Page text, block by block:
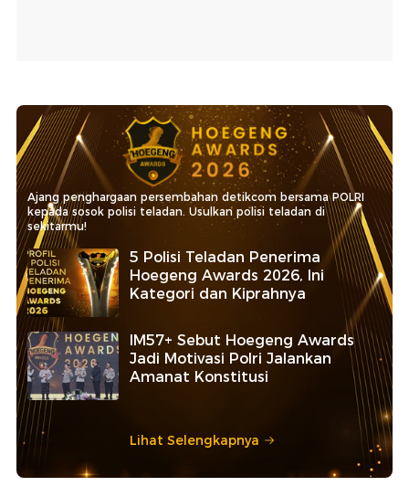
Ajang penghargaan persembahan detikcom bersama POLRI
kepada sosok polisi teladan. Usulkan polisi teladan di
sekitarmu!
5 Polisi Teladan Penerima
Hoegeng Awards 2026, Ini
Kategori dan Kiprahnya
IM57+ Sebut Hoegeng Awards
Jadi Motivasi Polri Jalankan
Amanat Konstitusi
Lihat Selengkapnya